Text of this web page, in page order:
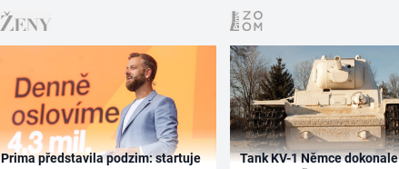
Prima představila podzim: startuje Tank KV-1 Němce dokonale